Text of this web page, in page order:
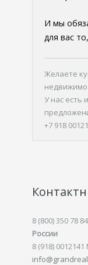
И мы
для вас
Желаете
У нас есть
+7 918
8 (800) 350 78 84
России
8 (918) 0012141